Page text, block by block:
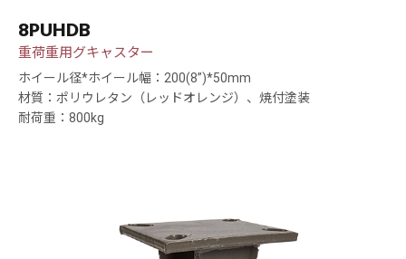
8PUHDB
重荷重用グキャスター
ホイール径*ホイール幅：200(8”)*50mm
材質：ポリウレタン（レッドオレンジ）、焼付塗装
耐荷重：800kg